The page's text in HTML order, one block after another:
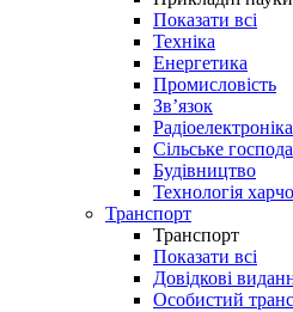
Показати всі
Техніка
Енергетика
Промисловість
Зв’язок
Радіоелектроніка
Сільське
Будівництво
Технологія
Транспорт
Транспорт
Показати всі
Довідкові
Особистий